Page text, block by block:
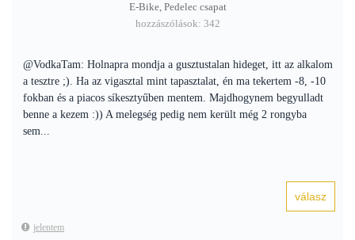
E-Bike, Pedelec csapat
hozzászólások: 342
@VodkaTam: Holnapra mondja a gusztustalan hideget, itt az alkalom
a tesztre ;). Ha az vigasztal mint tapasztalat, én ma tekertem -8, -10
fokban és a piacos síkesztyűben mentem. Majdhogynem begyulladt
benne a kezem :)) A melegség pedig nem került még 2 rongyba
sem...
jelentem